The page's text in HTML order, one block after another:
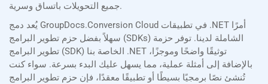
جميع التحويلات باتساق وسرية.
يُعد دمج GroupDocs.Conversion Cloud في تطبيقات .NET أمرًا
سهلاً بفضل حزم تطوير البرامج (SDKs) الشاملة لدينا. توفر حزمة
تطوير البرامج (SDK) الخاصة بنا .NET توثيقًا واضحًا وموجزًا،
بالإضافة إلى أمثلة عملية، مما يسهل عليك البدء بسرعة. سواء كنت
تُنشئ نصًا برمجيًا بسيطًا أو تطبيقًا معقدًا، فإن حزم تطوير البرامج